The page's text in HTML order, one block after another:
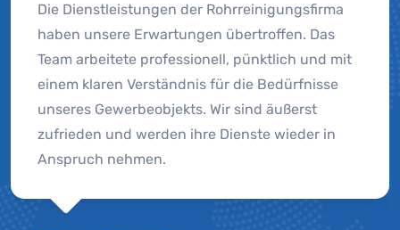
Die Dienstleistungen der Rohrreinigungsfirma
haben unsere Erwartungen übertroffen. Das
Team arbeitete professionell, pünktlich und mit
einem klaren Verständnis für die Bedürfnisse
unseres Gewerbeobjekts. Wir sind äußerst
zufrieden und werden ihre Dienste wieder in
Anspruch nehmen.